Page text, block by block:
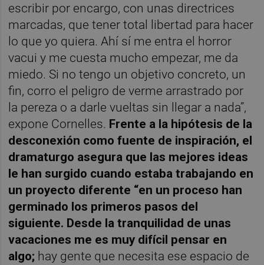
escribir por encargo, con unas directrices
marcadas, que tener total libertad para hacer
lo que yo quiera. Ahí sí me entra el horror
vacui y me cuesta mucho empezar, me da
miedo. Si no tengo un objetivo concreto, un
fin, corro el peligro de verme arrastrado por
la pereza o a darle vueltas sin llegar a nada”,
expone Cornelles. Frente a la hipótesis de la
desconexión como fuente de inspiración, el
dramaturgo asegura que las mejores ideas
le han surgido cuando estaba trabajando en
un proyecto diferente “en un proceso han
germinado los primeros pasos del
siguiente. Desde la tranquilidad de unas
vacaciones me es muy difícil pensar en
algo; hay gente que necesita ese espacio de